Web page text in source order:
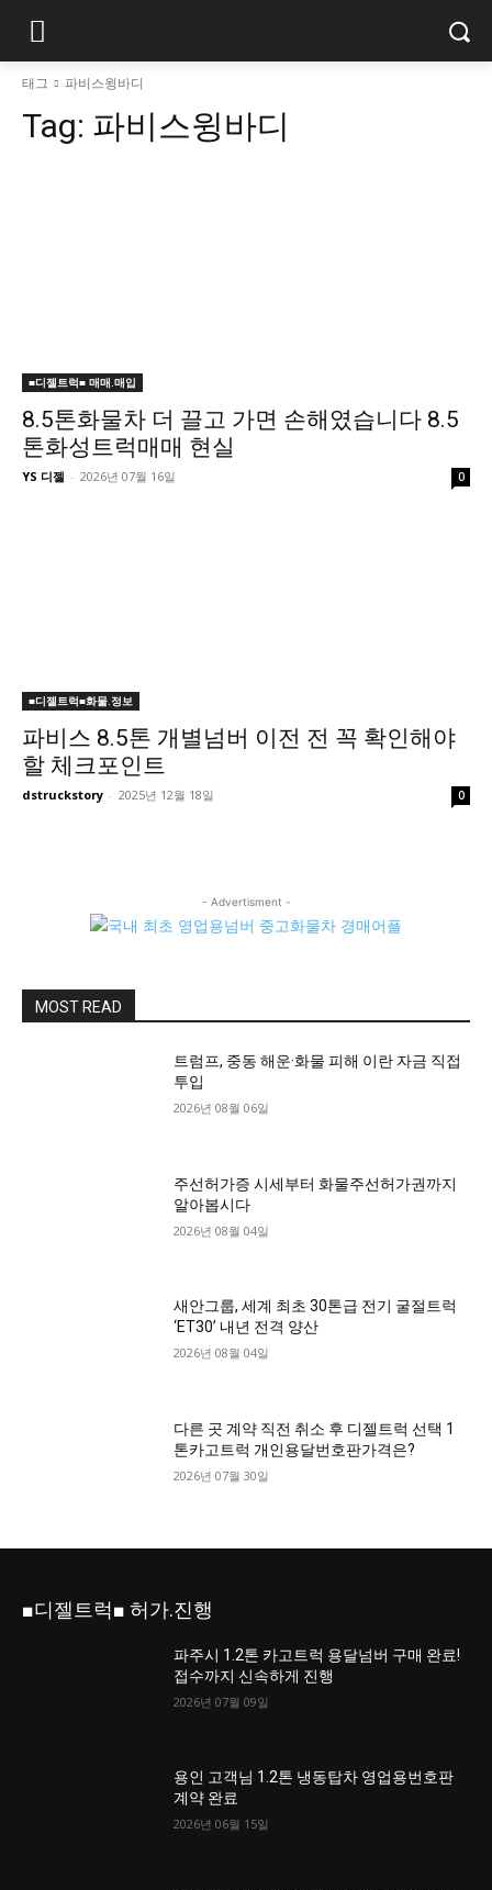
태그 파비스윙바디
Tag: 파비스윙바디
■디젤트럭■ 매매.매입
8.5톤화물차 더 끌고 가면 손해였습니다 8.5
톤화성트럭매매 현실
YS 디젤 - 2026년 07월 16일 0
■디젤트럭■화물.정보
파비스 8.5톤 개별넘버 이전 전 꼭 확인해야
할 체크포인트
dstruckstory - 2025년 12월 18일 0
- Advertisment -
MOST READ
트럼프, 중동 해운·화물 피해 이란 자금 직접
투입
2026년 08월 06일
주선허가증 시세부터 화물주선허가권까지
알아봅시다
2026년 08월 04일
새안그룹, 세계 최초 30톤급 전기 굴절트럭
‘ET30’ 내년 전격 양산
2026년 08월 04일
다른 곳 계약 직전 취소 후 디젤트럭 선택 1
톤카고트럭 개인용달번호판가격은?
2026년 07월 30일
■디젤트럭■ 허가.진행
파주시 1.2톤 카고트럭 용달넘버 구매 완료!
접수까지 신속하게 진행
2026년 07월 09일
용인 고객님 1.2톤 냉동탑차 영업용번호판
계약 완료
2026년 06월 15일